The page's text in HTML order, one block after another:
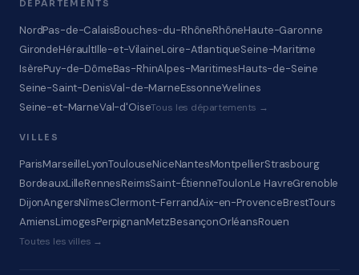
DÉPARTEMENTS
NordPas-de-CalaisBouches-du-RhôneRhôneHaute-Garonne
GirondeHéraultIlle-et-VilaineLoire-AtlantiqueSeine-Maritime
IsèrePuy-de-DômeBas-RhinAlpes-MaritimesHauts-de-Seine
Seine-Saint-DenisVal-de-MarneEssonneYvelines
Seine-et-MarneVal-d'OiseTous les départements →
VILLES
ParisMarseilleLyonToulouseNiceNantesMontpellierStrasbourg
BordeauxLilleRennesReimsSaint-ÉtienneToulonLe HavreGrenoble
DijonAngersNîmesClermont-FerrandAix-en-ProvenceBrestTours
AmiensLimogesPerpignanMetzBesançonOrléansRouen
Toutes les villes →